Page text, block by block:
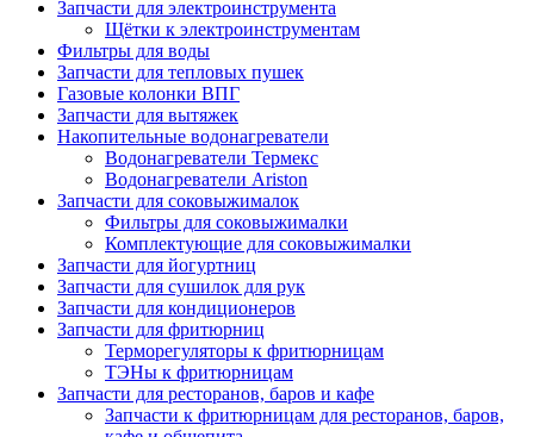
Запчасти для электроинструмента
Щётки к электроинструментам
Фильтры для воды
Запчасти для тепловых пушек
Газовые колонки ВПГ
Запчасти для вытяжек
Накопительные водонагреватели
Водонагреватели Термекс
Водонагреватели Ariston
Запчасти для соковыжималок
Фильтры для соковыжималки
Комплектующие для соковыжималки
Запчасти для йогуртниц
Запчасти для сушилок для рук
Запчасти для кондиционеров
Запчасти для фритюрниц
Терморегуляторы к фритюрницам
ТЭНы к фритюрницам
Запчасти для ресторанов, баров и кафе
Запчасти к фритюрницам для ресторанов, баров,